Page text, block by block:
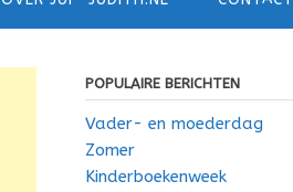
POPULAIRE BERICHTEN
Vader- en moederdag
Zomer
Kinderboekenweek